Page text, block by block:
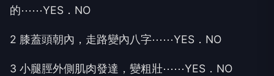
的⋯⋯YES．NO
2 膝蓋頭朝內，走路變內八字⋯⋯YES．NO
3 小腿脛外側肌肉發達，變粗壯⋯⋯YES．NO